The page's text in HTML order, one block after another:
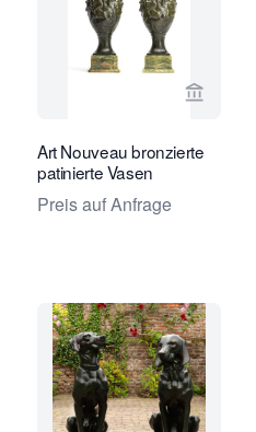
von Toebosch
Art Nouveau bronzierte
patinierte Vasen
Preis auf Anfrage